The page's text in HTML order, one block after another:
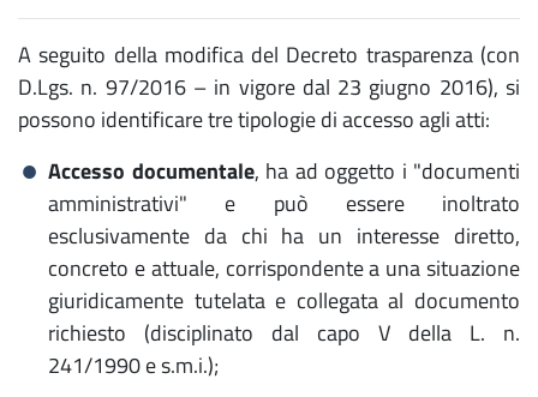
A seguito della modifica del Decreto trasparenza (con
D.Lgs. n. 97/2016 – in vigore dal 23 giugno 2016), si
possono identificare tre tipologie di accesso agli atti:
Accesso documentale, ha ad oggetto i "documenti
amministrativi" e può essere inoltrato
esclusivamente da chi ha un interesse diretto,
concreto e attuale, corrispondente a una situazione
giuridicamente tutelata e collegata al documento
richiesto (disciplinato dal capo V della L. n.
241/1990 e s.m.i.);